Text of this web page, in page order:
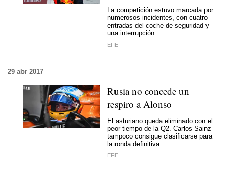
La competición estuvo marcada por
numerosos incidentes, con cuatro
entradas del coche de seguridad y
una interrupción
EFE
29 abr 2017
Rusia no concede un
respiro a Alonso
El asturiano queda eliminado con el
peor tiempo de la Q2. Carlos Sainz
tampoco consigue clasificarse para
la ronda definitiva
EFE